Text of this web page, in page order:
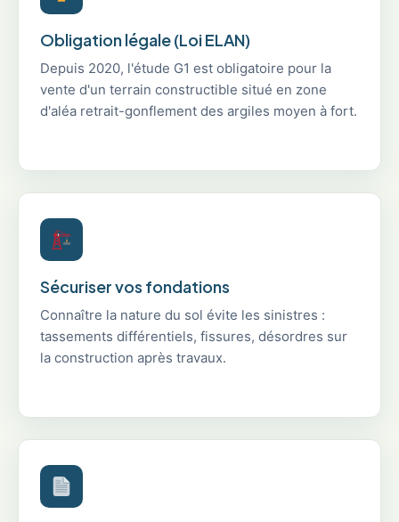
Obligation légale (Loi ELAN)
Depuis 2020, l'étude G1 est obligatoire pour la
vente d'un terrain constructible situé en zone
d'aléa retrait-gonflement des argiles moyen à fort.
Sécuriser vos fondations
Connaître la nature du sol évite les sinistres :
tassements différentiels, fissures, désordres sur
la construction après travaux.